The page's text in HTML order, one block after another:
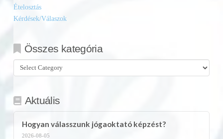
Ételosztás
Kérdések/Válaszok
Összes kategória
Összes
kategória
Aktuális
Hogyan válasszunk jógaoktató képzést?
2026-08-05